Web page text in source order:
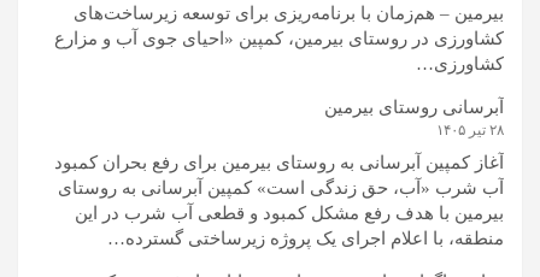
بیرمین – هم‌زمان با برنامه‌ریزی برای توسعه زیرساخت‌های
کشاورزی در روستای بیرمین، کمپین «احیای جوی آب و مزارع
کشاورزی…
آبرسانی روستای بیرمین
۲۸ تیر ۱۴۰۵
آغاز کمپین آبرسانی به روستای بیرمین برای رفع بحران کمبود
آب شرب «آب، حق زندگی است» کمپین آبرسانی به روستای
بیرمین با هدف رفع مشکل کمبود و قطعی آب شرب در این
منطقه، با اعلام اجرای یک پروژه زیرساختی گسترده…